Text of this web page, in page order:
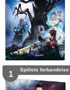
1 Spillets forbandelse